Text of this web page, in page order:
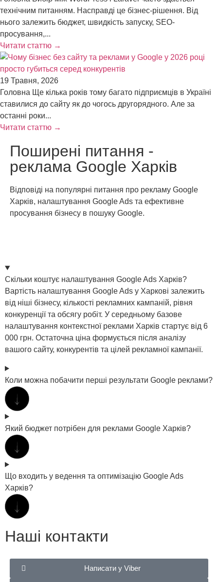
технічним питанням. Насправді це бізнес-рішення. Від
нього залежить бюджет, швидкість запуску, SEO-
просування,...
Читати статтю →
19 Травня, 2026
Головна Ще кілька років тому багато підприємців в Україні
ставилися до сайту як до чогось другорядного. Але за
останні роки...
Читати статтю →
Поширені питання -
реклама Google Харків
Відповіді на популярні питання про рекламу Google
Харків, налаштування Google Ads та ефективне
просування бізнесу в пошуку Google.
Скільки коштує налаштування Google Ads Харків?
Вартість налаштування Google Ads у Харкові залежить
від ніші бізнесу, кількості рекламних кампаній, рівня
конкуренції та обсягу робіт. У середньому базове
налаштування контекстної реклами Харків стартує від 6
000 грн. Остаточна ціна формується після аналізу
вашого сайту, конкурентів та цілей рекламної кампанії.
Коли можна побачити перші результати Google реклами?
Який бюджет потрібен для реклами Google Харків?
Що входить у ведення та оптимізацію Google Ads
Харків?
Наші контакти
Написати у Viber